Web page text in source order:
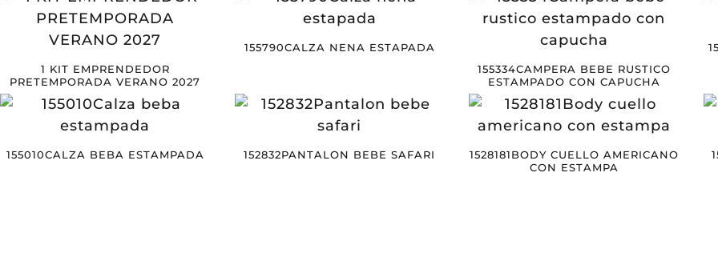
1 KIT EMPRENDEDOR
PRETEMPORADA VERANO 2027
155790CALZA NENA ESTAPADA
155334CAMPERA BEBE RUSTICO
ESTAMPADO CON CAPUCHA
155010CALZA BEBA ESTAMPADA 152832PANTALON BEBE SAFARI
1528181BODY CUELLO AMERICANO
CON ESTAMPA